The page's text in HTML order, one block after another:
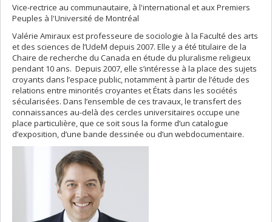
Vice-rectrice au communautaire, à l'international et aux Premiers
Peuples à l'Université de Montréal
Valérie Amiraux est professeure de sociologie à la Faculté des arts
et des sciences de l’UdeM depuis 2007. Elle y a été titulaire de la
Chaire de recherche du Canada en étude du pluralisme religieux
pendant 10 ans. Depuis 2007, elle s’intéresse à la place des sujets
croyants dans l’espace public, notamment à partir de l’étude des
relations entre minorités croyantes et États dans les sociétés
sécularisées. Dans l’ensemble de ces travaux, le transfert des
connaissances au-delà des cercles universitaires occupe une
place particulière, que ce soit sous la forme d’un catalogue
d’exposition, d’une bande dessinée ou d’un webdocumentaire.